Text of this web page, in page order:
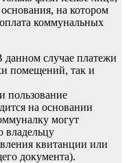
на котором
коммунальных
случае платежи
помещений, так и
пользование
на основании
могут
владельцу
квитанции или
документа).